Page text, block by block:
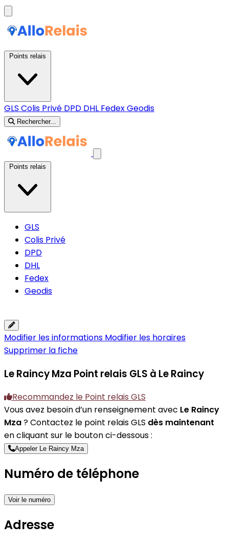
GLS Colis Privé DPD DHL FedexGeodis
Rechercher...
GLS
Colis Privé
DPD
DHL
Fedex
Geodis
Modifier les informations Modifier les horaires
Supprimer la fiche
Le Raincy Mza Point relais GLS à Le Raincy
Recommandez le Point relais GLS
Vous avez besoin d’un renseignement avec Le Raincy
Mza? Contactez le point relais GLS dès maintenant
en cliquant sur le bouton ci-dessous :
Appeler Le Raincy Mza
Numéro de téléphone
Voir le numéro
Adresse